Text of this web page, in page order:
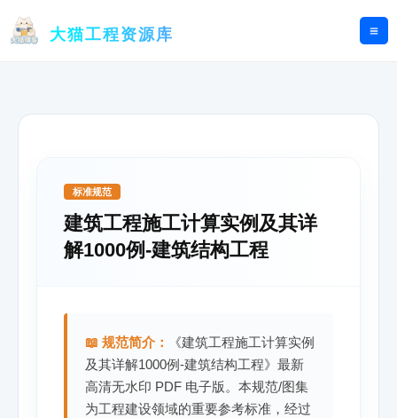
大猫工程资源库
标准规范
建筑工程施工计算实例及其详
解1000例-建筑结构工程
📖 规范简介：
《建筑工程施工计算实例
及其详解1000例-建筑结构工程》最新
高清无水印 PDF 电子版。本规范/图集
为工程建设领域的重要参考标准，经过